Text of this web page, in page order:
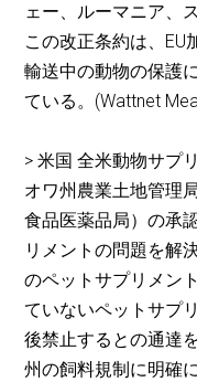
ェー、ルーマニア、
この改正条約は、EU
輸送中の動物の保護
ている。(Wattnet
> 米国 全米動物サプ
オワ州農業土地管理
食品医薬品局）の承
リメントの問題を解
のペットサプリメン
ていないペットサプ
後禁止するとの通達
州の飼料規制に明確